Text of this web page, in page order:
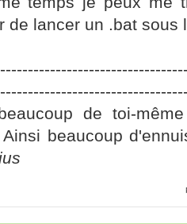
de lancer un .bat sous
de toi-
beaucoup